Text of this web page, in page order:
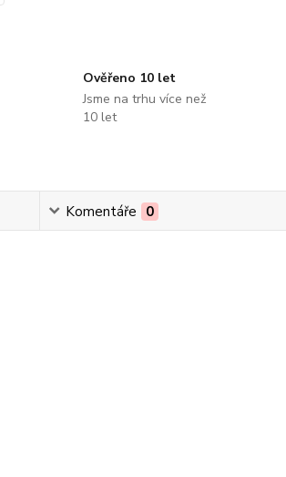
Ověřeno 10 let
Jsme na trhu více než
10 let
Komentáře 0